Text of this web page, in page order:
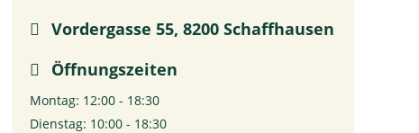
Vordergasse 55, 8200 Schaffhausen
Öffnungszeiten
Montag: 12:00 - 18:30
Dienstag: 10:00 - 18:30